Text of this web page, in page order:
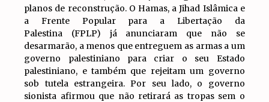
planos de reconstrução. O Hamas, a Jihad Islâmica e
a Frente Popular para a Libertação da
Palestina (FPLP) já anunciaram que não se
desarmarão, a menos que entreguem as armas a um
governo palestiniano para criar o seu Estado
palestiniano, e também que rejeitam um governo
sob tutela estrangeira. Por seu lado, o governo
sionista afirmou que não retirará as tropas sem o